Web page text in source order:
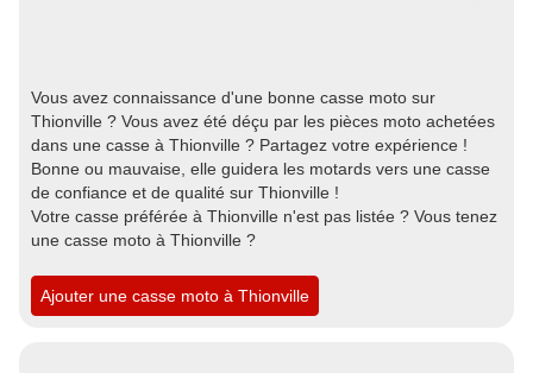
Vous avez connaissance d'une bonne casse moto sur
Thionville ? Vous avez été déçu par les pièces moto achetées
dans une casse à Thionville ? Partagez votre expérience !
Bonne ou mauvaise, elle guidera les motards vers une casse
de confiance et de qualité sur Thionville !
Votre casse préférée à Thionville n'est pas listée ? Vous tenez
une casse moto à Thionville ?
Ajouter une casse moto à Thionville